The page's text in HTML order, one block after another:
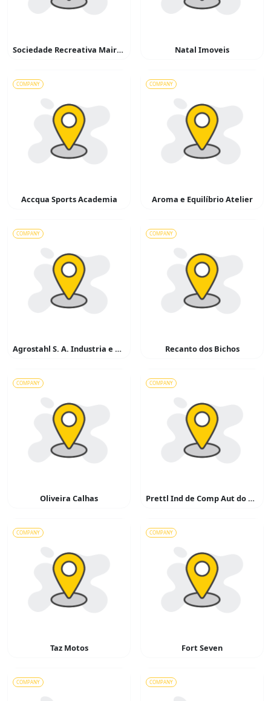
Sociedade Recreativa Mairinque Natal Imoveis
COMPANY
Accqua Sports Academia
COMPANY
Aroma e Equilíbrio Atelier
COMPANY
Agrostahl S. A. Industria e Corcio
COMPANY
Recanto dos Bichos
COMPANY
Oliveira Calhas
COMPANY
Prettl Ind de Comp Aut do Brasil
COMPANY
Taz Motos
COMPANY
Fort Seven
COMPANY COMPANY